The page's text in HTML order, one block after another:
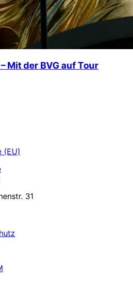
Mit der BVG auf Tour
(EU)
31